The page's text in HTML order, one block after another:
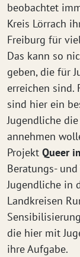
beobachtet
Kreis Lörrach
Freiburg für
Das kann so
geben, die für
erreichen sind.
sind hier ein
Jugendliche
annehmen
Projekt Queer
Beratungs-
Jugendliche in
Landkreisen
die hier mit
ihre Aufgabe.